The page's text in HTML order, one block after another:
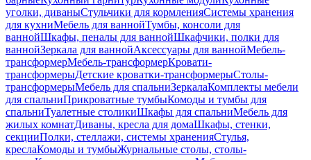
уголки, диваныСтульчики для кормленияСистемы хранения
для кухниМебель для ваннойТумбы, консоли для
ваннойШкафы, пеналы для ваннойШкафчики, полки для
ваннойЗеркала для ваннойАксессуары для ваннойМебель-
трансформерМебель-трансформерКровати-
трансформерыДетские кроватки-трансформерыСтолы-
трансформерыМебель для спальниЗеркалаКомплекты мебели
для спальниПрикроватные тумбыКомоды и тумбы для
спальниТуалетные столикиШкафы для спальниМебель для
жилых комнатДиваны, кресла для домаШкафы, стенки,
секцииПолки, стеллажи, системы храненияСтулья,
креслаКомоды и тумбыЖурнальные столы, столы-